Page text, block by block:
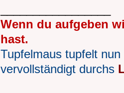
Wenn du aufgeben
hast.
Tupfelmaus tupfelt
vervollständigt durchs